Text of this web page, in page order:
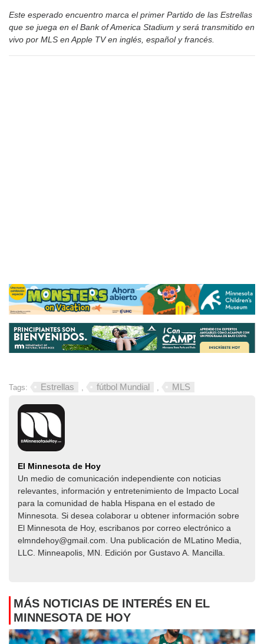
Este esperado encuentro marca el primer Partido de las Estrellas
que se juega en el Bank of America Stadium y será transmitido en
vivo por MLS en Apple TV en inglés, español y francés.
Tags: Estrellas , fútbol Mundial , MLS
El Minnesota de Hoy
Un medio de comunicación independiente con noticias
relevantes, información y entretenimiento de Impacto Local​​
para la comunidad de habla Hispana en el estado de
Minnesota. Si desea colaborar u obtener información sobre
El Minnesota de Hoy, escribanos por correo electrónico a
elmndehoy@gmail.com. Una publicación de MLatino Media,
LLC. Minneapolis, MN. Edición por Gustavo A. Mancilla.
MÁS NOTICIAS DE INTERÉS EN EL
MINNESOTA DE HOY